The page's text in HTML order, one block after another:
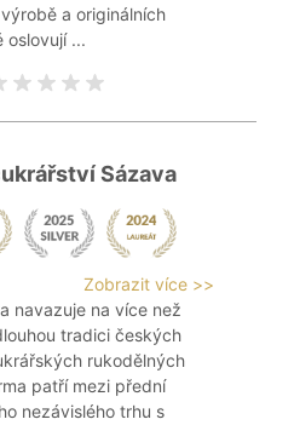
a originálních
oslovují ...
Sázava
Zobrazit více >>
navazuje na více než
tradici českých
rukodělných
patří mezi přední
nezávislého trhu s